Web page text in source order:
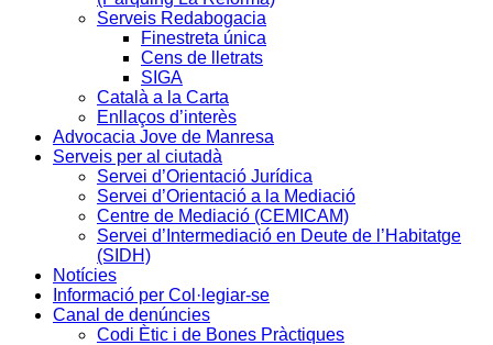
Serveis Redabogacia
Finestreta única
Cens de lletrats
SIGA
Català a la Carta
Enllaços d’interès
Advocacia Jove de Manresa
Serveis per al ciutadà
Servei d’Orientació Jurídica
Servei d’Orientació a la Mediació
Centre de Mediació (CEMICAM)
Servei d’Intermediació en Deute de l’Habitatge
(SIDH)
Notícies
Informació per Col·legiar-se
Canal de denúncies
Codi Ètic i de Bones Pràctiques